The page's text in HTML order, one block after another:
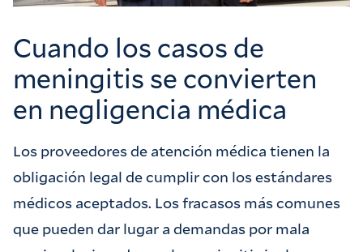
Cuando los casos de
meningitis se convierten
en negligencia médica
Los proveedores de atención médica tienen la
obligación legal de cumplir con los estándares
médicos aceptados. Los fracasos más comunes
que pueden dar lugar a demandas por mala